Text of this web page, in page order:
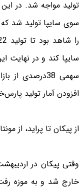
سوی سایپا تولید شد
سهمی 38درصدی
افزودن آمار تولید پارس‌خودرو، به
از پیکان تا پراید، از
خارج شد و به موزه